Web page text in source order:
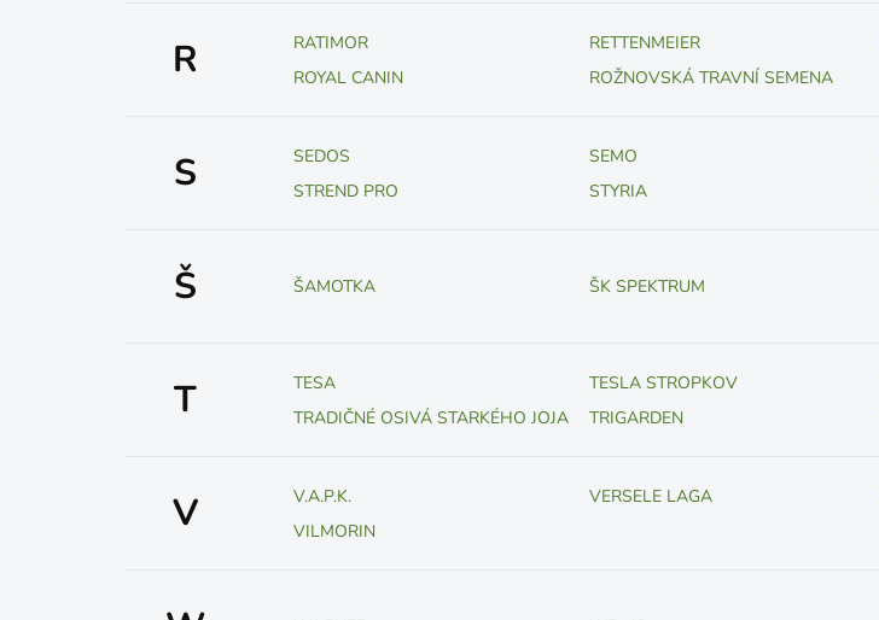
R RATIMOR RETTENMEIER
ROYAL CANIN
ROŽNOVSKÁ TRAVNÍ SEMENA
S SEDOS SEMO
STREND PRO
STYRIA
Š ŠAMOTKA ŠK SPEKTRUM
T TESA TESLA STROPKOV
TRADIČNÉ OSIVÁ STARKÉHO JOJA
TRIGARDEN
V V.A.P.K. VERSELE LAGA
VILMORIN